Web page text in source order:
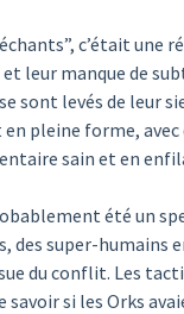
c’était une
leur manque de
sont levés de leur
pleine forme, avec
sain et en
été un
des super-humains
du conflit. Les
savoir si les Orks